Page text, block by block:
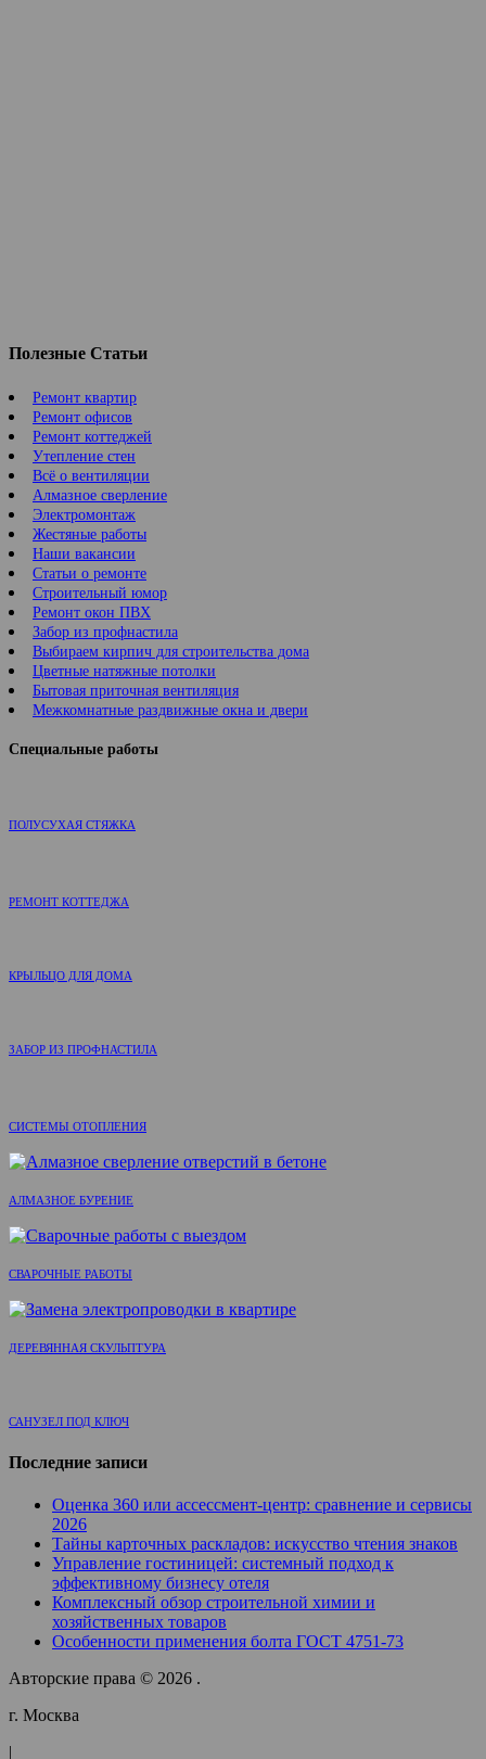
Полезные Статьи
Ремонт квартир
Ремонт офисов
Ремонт коттеджей
Утепление стен
Всё о вентиляции
Алмазное сверление
Электромонтаж
Жестяные работы
Наши вакансии
Статьи о ремонте
Строительный юмор
Ремонт окон ПВХ
Забор из профнастила
Выбираем кирпич для строительства дома
Цветные натяжные потолки
Бытовая приточная вентиляция
Межкомнатные раздвижные окна и двери
Специальные работы
ПОЛУСУХАЯ СТЯЖКА
РЕМОНТ КОТТЕДЖА
КРЫЛЬЦО ДЛЯ ДОМА
ЗАБОР ИЗ ПРОФНАСТИЛА
СИСТЕМЫ ОТОПЛЕНИЯ
АЛМАЗНОЕ БУРЕНИЕ
СВАРОЧНЫЕ РАБОТЫ
ДЕРЕВЯННАЯ СКУЛЬПТУРА
САНУЗЕЛ ПОД КЛЮЧ
Последние записи
Оценка 360 или ассессмент-центр: сравнение и сервисы
2026
Тайны карточных раскладов: искусство чтения знаков
Управление гостиницей: системный подход к
эффективному бизнесу отеля
Комплексный обзор строительной химии и
хозяйственных товаров
Особенности применения болта ГОСТ 4751-73
Авторские права © 2026 .
г. Москва
|